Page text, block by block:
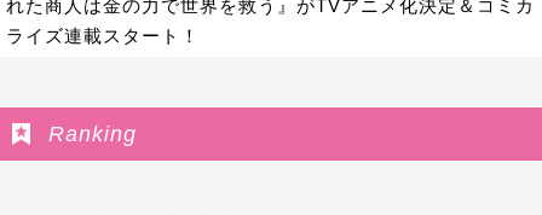
れた商人は金の力で世界を救う』がTVアニメ化決定＆コミカ
ライズ連載スタート！
Ranking